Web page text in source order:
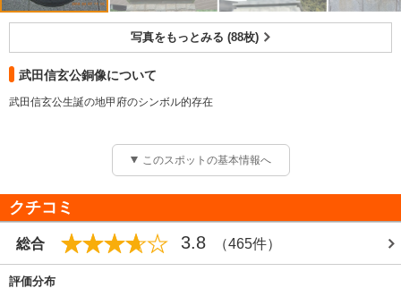
写真をもっとみる (88枚)
武田信玄公銅像について
武田信玄公生誕の地甲府のシンボル的存在
このスポットの基本情報へ
クチコミ
総合 3.8 （465件）
評価分布